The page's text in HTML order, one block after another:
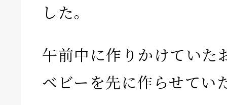
した。
午前中に作りかけていた
ベビーを先に作らせてい